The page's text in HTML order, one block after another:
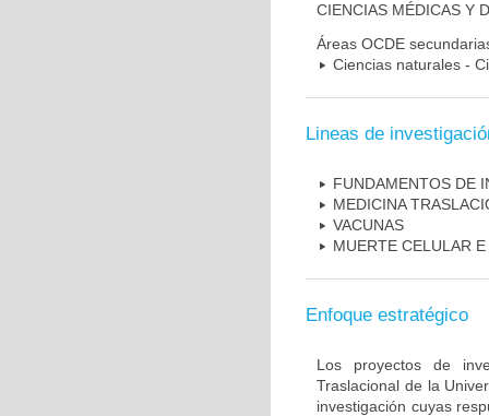
CIENCIAS MÉDICAS Y
Áreas OCDE
Ciencias naturales -
Lineas de
FUNDAMENTOS DE
MEDICINA
VACUNAS
MUERTE CELULAR
Enfoque estratégico
Los proyectos de
Traslacional de la
investigación cuyas